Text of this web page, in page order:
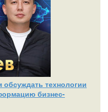
технологии
бизнес-